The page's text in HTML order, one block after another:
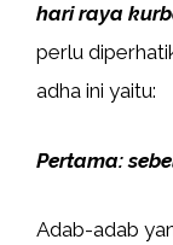
hari raya
perlu
adha ini yaitu:
Pertama:
Adab-adab